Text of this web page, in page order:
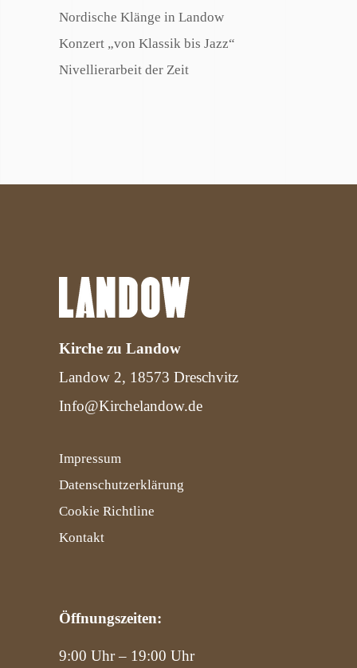
Nordische Klänge in Landow
Konzert „von Klassik bis Jazz“
Nivellierarbeit der Zeit
Kirche zu Landow
Landow 2, 18573 Dreschvitz
Info@Kirchelandow.de
Impressum
Datenschutzerklärung
Cookie Richtline
Kontakt
Öffnungszeiten:
9:00 Uhr – 19:00 Uhr